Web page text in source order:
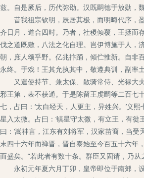
兹。自是厥后，历代弥劭。汉既嗣德于放勋，
昔我祖宗钦明，辰居其极，而明晦代序，盈
齐日月，道合四时。乃者，社稷倾覆，王拯而
伐之道既敷，八法之化自理。岂伊博施于人，
朝，庶人颂乎野。亿兆抃踊，倾伫惟新。自非
永终。于戏！王其允执其中，敬遵典训，副率
又遣使持节、兼太保、散骑常侍、光禄大夫
邪王第，表不获通。于是陈留王虔嗣等二百七
七，占曰：‘太白经天，人更主，异姓兴。’义
星入太微。占曰：‘镇星守太微，有立王，有徙
曰：‘嵩神言，江东有刘将军，汉家苗裔，当
末四十六年而禅晋，晋自泰始至今百五十六年
而盛矣。”若此者有数十条。群臣又固请，乃从
永初元年夏六月丁卯，皇帝即位于南郊，设